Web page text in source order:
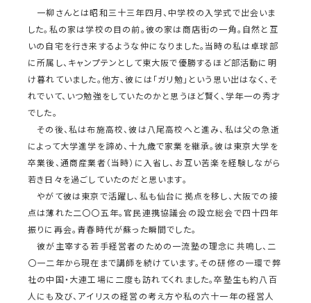
一柳さんとは昭和三十三年四月、中学校の入学式で出会いま
した。私の家は学校の目の前。彼の家は商店街の一角。自然と互
いの自宅を行き来するような仲になりました。当時の私は卓球部
に所属し、キャンプテンとして東大阪で優勝するほど部活動に明
け暮れていました。他方、彼には「ガリ勉」という思い出はなく、そ
れでいて、いつ勉強をしていたのかと思うほど賢く、学年一の秀才
でした。
その後、私は布施高校、彼は八尾高校へと進み、私は父の急逝
によって大学進学を諦め、十九歳で家業を継承。彼は東京大学を
卒業後、通商産業者（当時）に入省し、お互い苦楽を経験しながら
若き日々を過ごしていたのだと思います。
やがて彼は東京で活躍し、私も仙台に拠点を移し、大阪での接
点は薄れた二〇〇五年。官民連携協議会の設立総会で四十四年
振りに再会。青春時代が蘇った瞬間でした。
彼が主宰する若手経営者のための一流塾の理念に共鳴し、二
〇一二年から現在まで講師を続けています。その研修の一環で弊
社の中国・大連工場に二度も訪れてくれました。卒塾生も約八百
人にも及び、アイリスの経営の考え方や私の六十一年の経営人